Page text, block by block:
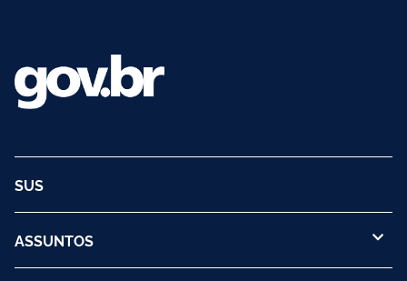
SUS
ASSUNTOS